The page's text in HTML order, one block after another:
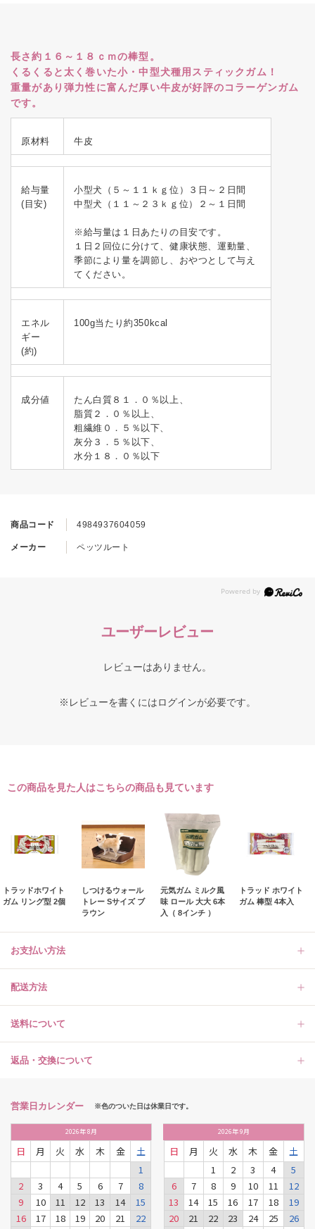
商品コード 4984937604059
メーカー ペッツルート
長さ約１６～１８ｃｍの棒型。
くるくると太く巻いた小・中型犬種用スティックガム！
重量があり弾力性に富んだ厚い牛皮が好評のコラーゲンガム
です。
原材料 牛皮
給与量
(目安)
小型犬（５～１１ｋｇ位）３日～２日間
中型犬（１１～２３ｋｇ位）２～１日間
※給与量は１日あたりの目安です。
１日２回位に分けて、健康状態、運動量、
季節により量を調節し、おやつとして与え
てください。
エネル
ギー
(約)
100g当たり約350kcal
成分値
たん白質８１．０％以上、
脂質２．０％以上、
粗繊維０．５％以下、
灰分３．５％以下、
水分１８．０％以下
ユーザーレビュー
レビューはありません。
※レビューを書くにはログインが必要です。
この商品を見た人はこちらの商品も見ています
トラッドホワイト
ガム リング型 2個
しつけるウォール
トレー Sサイズ ブ
ラウン
元気ガム ミルク風
味 ロール 大大 6本
入（ 8インチ ）
トラッド ホワイト
ガム 棒型 4本入
お支払い方法
配送方法
送料について
返品・交換について
営業日カレンダー ※色のついた日は休業日です。
2026年8月
日 月 火 水 木 金
土
1
2
3 4 5 6 7
8
9
10 11 12 13 14
15
16
17 18 19 20 21
22
2026年9月
日 月 火 水 木 金
土
1
2 3 4
5
6
7 8 9 10 11
12
13
14 15 16 17 18
19
20
21 22 23 24 25
26